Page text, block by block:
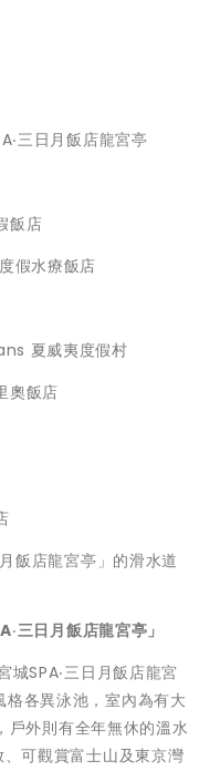
三日月飯店龍宮亭
飯店
假水療飯店
夏威夷度假村
奧飯店
飯店龍宮亭」的滑水道
‧三日月飯店龍宮亭」
SPA‧三日月飯店龍宮
各異泳池，室內為有大
外則有全年無休的溫水
可觀賞富士山及東京灣